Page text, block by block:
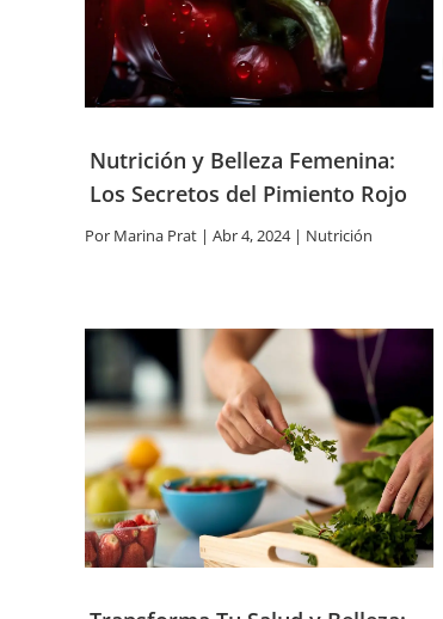
Nutrición y Belleza Femenina:
Los Secretos del Pimiento Rojo
Por Marina Prat |Abr 4, 2024| Nutrición